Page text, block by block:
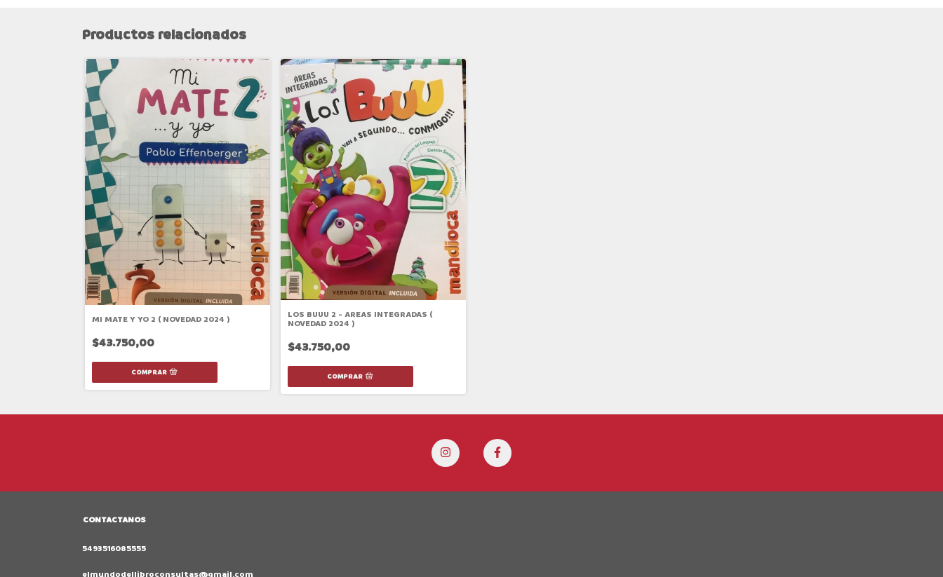
Productos relacionados
MI MATE Y YO 2 ( NOVEDAD 2024 )
$43.750,00
LOS BUUU 2 - AREAS INTEGRADAS (
NOVEDAD 2024 )
$43.750,00
CONTACTANOS
5493516085555